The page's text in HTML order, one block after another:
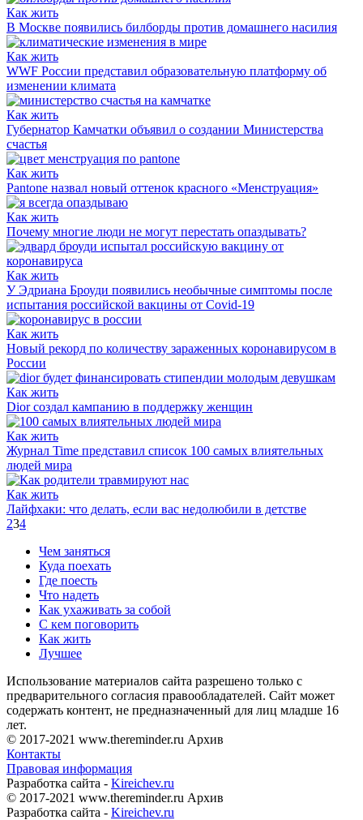
Как жить
В Москве появились билборды против домашнего насилия
Как жить
WWF России представил образовательную платформу об
изменении климата
Как жить
Губернатор Камчатки объявил о создании Министерства
счастья
Как жить
Pantone назвал новый оттенок красного «Менструация»
Как жить
Почему многие люди не могут перестать опаздывать?
Как жить
У Эдриана Броуди появились необычные симптомы после
испытания российской вакцины от Covid-19
Как жить
Новый рекорд по количеству зараженных коронавирусом в
России
Как жить
Dior создал кампанию в поддержку женщин
Как жить
Журнал Time представил список 100 самых влиятельных
людей мира
Как жить
Лайфхаки: что делать, если вас недолюбили в детстве
234
Чем заняться
Куда поехать
Где поесть
Что надеть
Как ухаживать за собой
С кем поговорить
Как жить
Лучшее
Использование материалов сайта разрешено только с
предварительного согласия правообладателей. Сайт может
содержать контент, не предназначенный для лиц младше 16
лет.
© 2017-2021 www.thereminder.ru Архив
Контакты
Правовая информация
Разработка сайта - Kireichev.ru
© 2017-2021 www.thereminder.ru Архив
Разработка сайта - Kireichev.ru